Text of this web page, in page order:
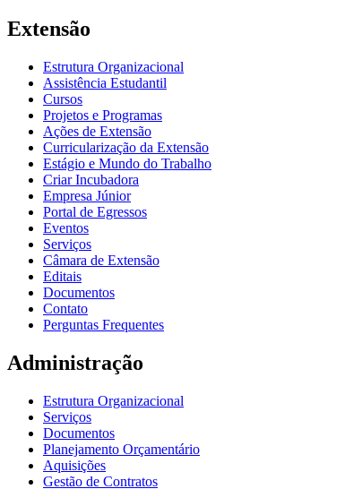
Extensão
Estrutura Organizacional
Assistência Estudantil
Cursos
Projetos e Programas
Ações de Extensão
Curricularização da Extensão
Estágio e Mundo do Trabalho
Criar Incubadora
Empresa Júnior
Portal de Egressos
Eventos
Serviços
Câmara de Extensão
Editais
Documentos
Contato
Perguntas Frequentes
Administração
Estrutura Organizacional
Serviços
Documentos
Planejamento Orçamentário
Aquisições
Gestão de Contratos